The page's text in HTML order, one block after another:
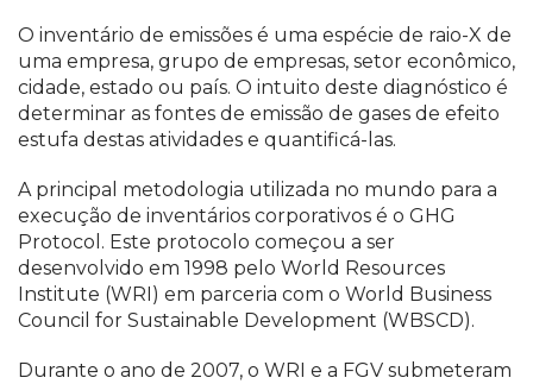
O inventário de emissões é uma espécie de raio-X de
uma empresa, grupo de empresas, setor econômico,
cidade, estado ou país. O intuito deste diagnóstico é
determinar as fontes de emissão de gases de efeito
estufa destas atividades e quantificá-las.
A principal metodologia utilizada no mundo para a
execução de inventários corporativos é o GHG
Protocol. Este protocolo começou a ser
desenvolvido em 1998 pelo World Resources
Institute (WRI) em parceria com o World Business
Council for Sustainable Development (WBSCD).
Durante o ano de 2007, o WRI e a FGV submeteram